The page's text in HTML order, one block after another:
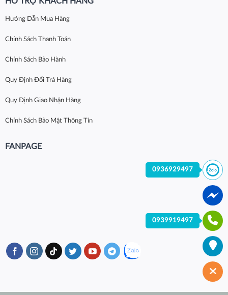
Hướng Dẫn Mua Hàng
Chính Sách Thanh Toán
Chính Sách Bảo Hành
Quy Định Đổi Trả Hàng
Quy Định Giao Nhận Hàng
Chính Sách Bảo Mật Thông Tin
FANPAGE
0936929497
0939919497